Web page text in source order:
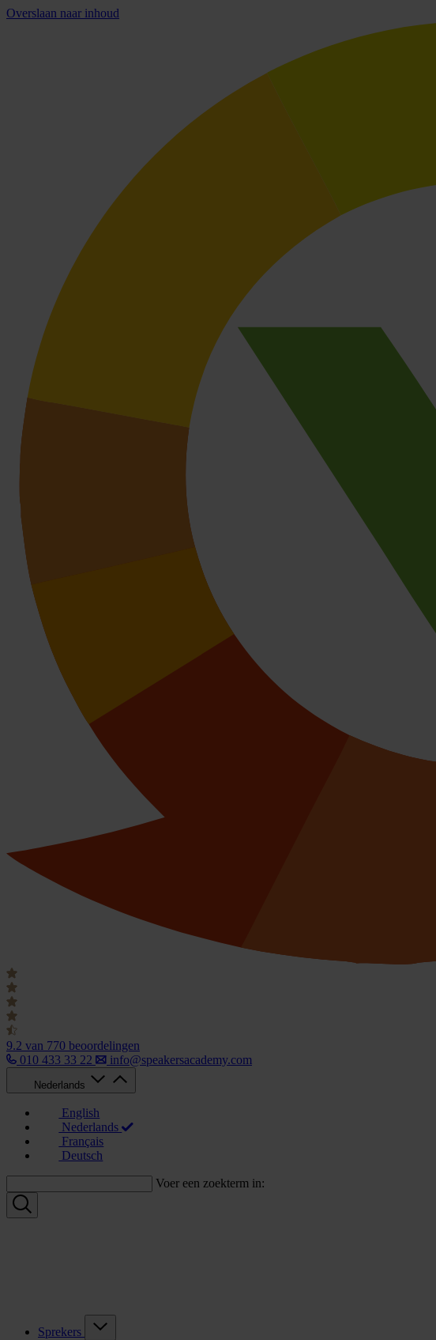
Overslaan naar inhoud
9.2 van 770 beoordelingen
010 433 33 22
info@speakersacademy.com
Nederlands
English
Nederlands
Français
Deutsch
Voer een zoekterm in:
Sprekers